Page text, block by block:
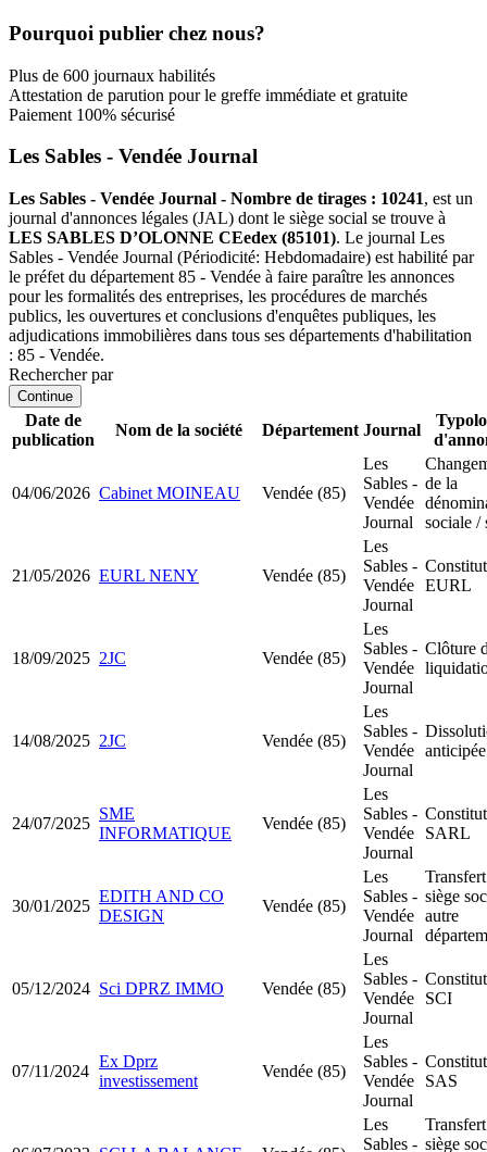
Pourquoi publier chez nous?
Plus de 600 journaux habilités
Attestation de parution pour le greffe immédiate et gratuite
Paiement 100% sécurisé
Les Sables - Vendée Journal
Les Sables - Vendée Journal - Nombre de tirages : 10241, est un
journal d'annonces légales (JAL) dont le siège social se trouve à
LES SABLES D’OLONNE CEedex (85101). Le journal Les
Sables - Vendée Journal (Périodicité: Hebdomadaire) est habilité par
le préfet du département 85 - Vendée à faire paraître les annonces
pour les formalités des entreprises, les procédures de marchés
publics, les ouvertures et conclusions d'enquêtes publiques, les
adjudications immobilières dans tous ses départements d'habilitation
: 85 - Vendée.
Rechercher par
Continue
Date de
publication
Nom de la société Département Journal
04/06/2026 Cabinet MOINEAU Vendée (85)
Les
Sables -
Vendée
Journal
de la
sociale /
21/05/2026 EURL NENY Vendée (85)
Les
Sables -
Vendée
Journal
EURL
18/09/2025 2JC Vendée (85)
Les
Sables -
Vendée
Journal
Clôture
14/08/2025 2JC Vendée (85)
Les
Sables -
Vendée
Journal
anticipée
24/07/2025
SME
INFORMATIQUE
Vendée (85)
Les
Sables -
Vendée
Journal
SARL
30/01/2025
EDITH AND CO
DESIGN
Vendée (85)
Les
Sables -
Vendée
Journal
siège
autre
05/12/2024 Sci DPRZ IMMO Vendée (85)
Les
Sables -
Vendée
Journal
SCI
07/11/2024
Ex Dprz
investissement
Vendée (85)
Les
Sables -
Vendée
Journal
SAS
Les
Sables - siège